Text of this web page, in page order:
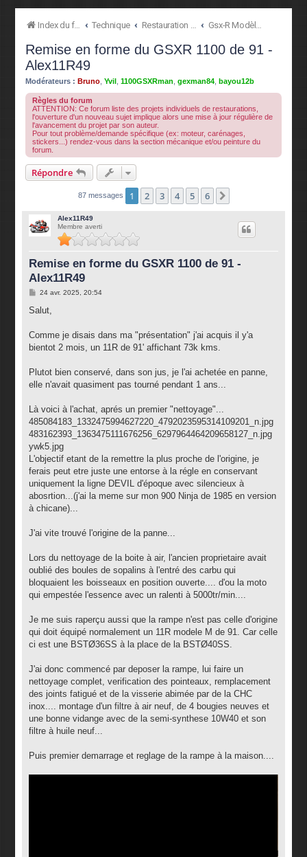
Index du forum Technique Restauration à l'origine Gsx-R Modèles [750 88->91 | 1100 89->92](Culs ronds)
Remise en forme du GSXR 1100 de 91 -
Alex11R49
Modérateurs : Bruno ,Yvil ,1100GSXRman ,gexman84 ,bayou12b
Règles du forum
ATTENTION: Ce forum liste des projets individuels de restaurations,
l'ouverture d'un nouveau sujet implique alors une mise à jour régulière de
l'avancement du projet par son auteur.
Pour tout problème/demande spécifique (ex: moteur, carénages,
stickers...) rendez-vous dans la section mécanique et/ou peinture du
forum.
Répondre
87 messages 1 2 3 4 5 6
Alex11R49
Membre averti
Remise en forme du GSXR 1100 de 91 -
Alex11R49
M
s
g
24 avr. 2025, 20:54
Salut,
Comme je disais dans ma "présentation" j'ai acquis il y'a
bientot 2 mois, un 11R de 91' affichant 73k kms.
Plutot bien conservé, dans son jus, je l'ai achetée en panne,
elle n'avait quasiment pas tourné pendant 1 ans...
Là voici à l'achat, aprés un premier "nettoyage"...
485084183_1332475994627220_4792023595314109201_n.jpg
483162393_1363475111676256_6297964464209658127_n.jpg
ywk5.jpg
L'objectif etant de la remettre la plus proche de l'origine, je
ferais peut etre juste une entorse à la régle en conservant
uniquement la ligne DEVIL d'époque avec silencieux à
abosrtion...(j'ai la meme sur mon 900 Ninja de 1985 en version
à chicane)...
J'ai vite trouvé l'origine de la panne...
Lors du nettoyage de la boite à air, l'ancien proprietaire avait
oublié des boules de sopalins à l'entré des carbu qui
bloquaient les boisseaux en position ouverte.... d'ou la moto
qui empestée l'essence avec un ralenti à 5000tr/min....
Je me suis raperçu aussi que la rampe n'est pas celle d'origine
qui doit équipé normalement un 11R modele M de 91. Car celle
ci est une BSTØ36SS à la place de la BSTØ40SS.
J'ai donc commencé par deposer la rampe, lui faire un
nettoyage complet, verification des pointeaux, remplacement
des joints fatigué et de la visserie abimée par de la CHC
inox.... montage d'un filtre à air neuf, de 4 bougies neuves et
une bonne vidange avec de la semi-synthese 10W40 et son
filtre à huile neuf...
Puis premier demarrage et reglage de la rampe à la maison....